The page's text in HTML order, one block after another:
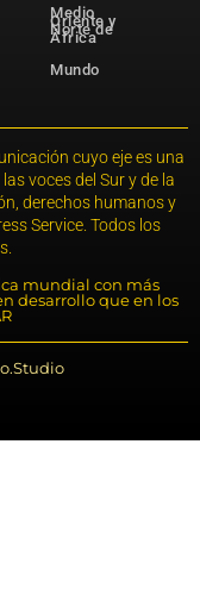
Medio
Oriente y
Norte de
África
Mundo
cuyo eje es una
voces del Sur y de la
derechos humanos y
Service. Todos los
mundial con más
desarrollo que en los